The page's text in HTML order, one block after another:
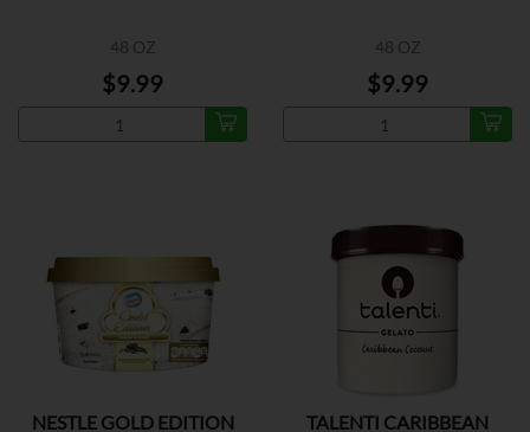
48 OZ
$9.99
48 OZ
$9.99
NESTLE GOLD EDITION TALENTI CARIBBEAN